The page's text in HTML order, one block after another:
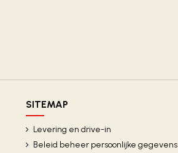
SITEMAP
Levering en drive-in
Beleid beheer persoonlijke gegevens